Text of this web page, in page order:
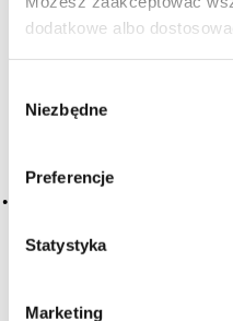
dodatkowe albo
zgody
Niezbędne
Preferencje
Statystyka
Marketing
Czy masz
wino z licznymi defektami